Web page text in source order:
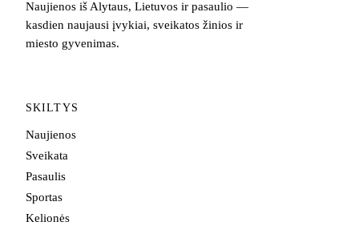
Naujienos iš Alytaus, Lietuvos ir pasaulio —
kasdien naujausi įvykiai, sveikatos žinios ir
miesto gyvenimas.
SKILTYS
Naujienos
Sveikata
Pasaulis
Sportas
Kelionės